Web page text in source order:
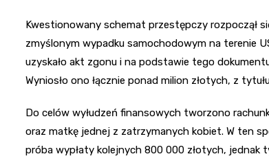
Kwestionowany schemat przestępczy rozpoczął
zmyślonym wypadku samochodowym na terenie
uzyskało akt zgonu i na podstawie tego
Wyniosło ono łącznie ponad milion złotych, z
Do celów wyłudzeń finansowych tworzono
oraz matkę jednej z zatrzymanych kobiet. W ten
próba wypłaty kolejnych 800 000 złotych, jednak